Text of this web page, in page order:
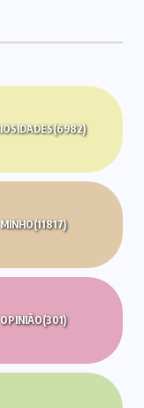
(6982)
MINHO(11817)
OPINIÃO(301)